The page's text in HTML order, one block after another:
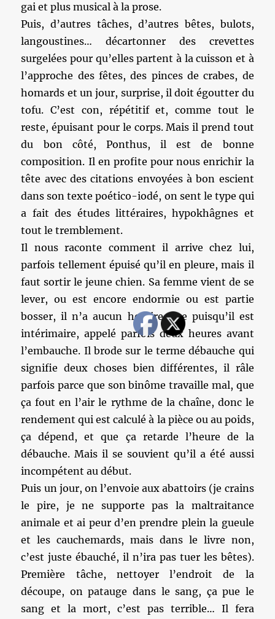
gai et plus musical à la prose.
Puis, d’autres tâches, d’autres bêtes, bulots,
langoustines… décartonner des crevettes
surgelées pour qu’elles partent à la cuisson et à
l’approche des fêtes, des pinces de crabes, de
homards et un jour, surprise, il doit égoutter du
tofu. C’est con, répétitif et, comme tout le
reste, épuisant pour le corps. Mais il prend tout
du bon côté, Ponthus, il est de bonne
composition. Il en profite pour nous enrichir la
tête avec des citations envoyées à bon escient
dans son texte poético-iodé, on sent le type qui
a fait des études littéraires, hypokhâgnes et
tout le tremblement.
Il nous raconte comment il arrive chez lui,
parfois tellement épuisé qu’il en pleure, mais il
faut sortir le jeune chien. Sa femme vient de se
lever, ou est encore endormie ou est partie
bosser, il n’a aucun horaire fixe puisqu’il est
intérimaire, appelé parfois deux heures avant
l’embauche. Il brode sur le terme débauche qui
signifie deux choses bien différentes, il râle
parfois parce que son binôme travaille mal, que
ça fout en l’air le rythme de la chaîne, donc le
rendement qui est calculé à la pièce ou au poids,
ça dépend, et que ça retarde l’heure de la
débauche. Mais il se souvient qu’il a été aussi
incompétent au début.
Puis un jour, on l’envoie aux abattoirs (je crains
le pire, je ne supporte pas la maltraitance
animale et ai peur d’en prendre plein la gueule
et les cauchemards, mais dans le livre non,
c’est juste ébauché, il n’ira pas tuer les bêtes).
Première tâche, nettoyer l’endroit de la
découpe, on patauge dans le sang, ça pue le
sang et la mort, c’est pas terrible… Il fera